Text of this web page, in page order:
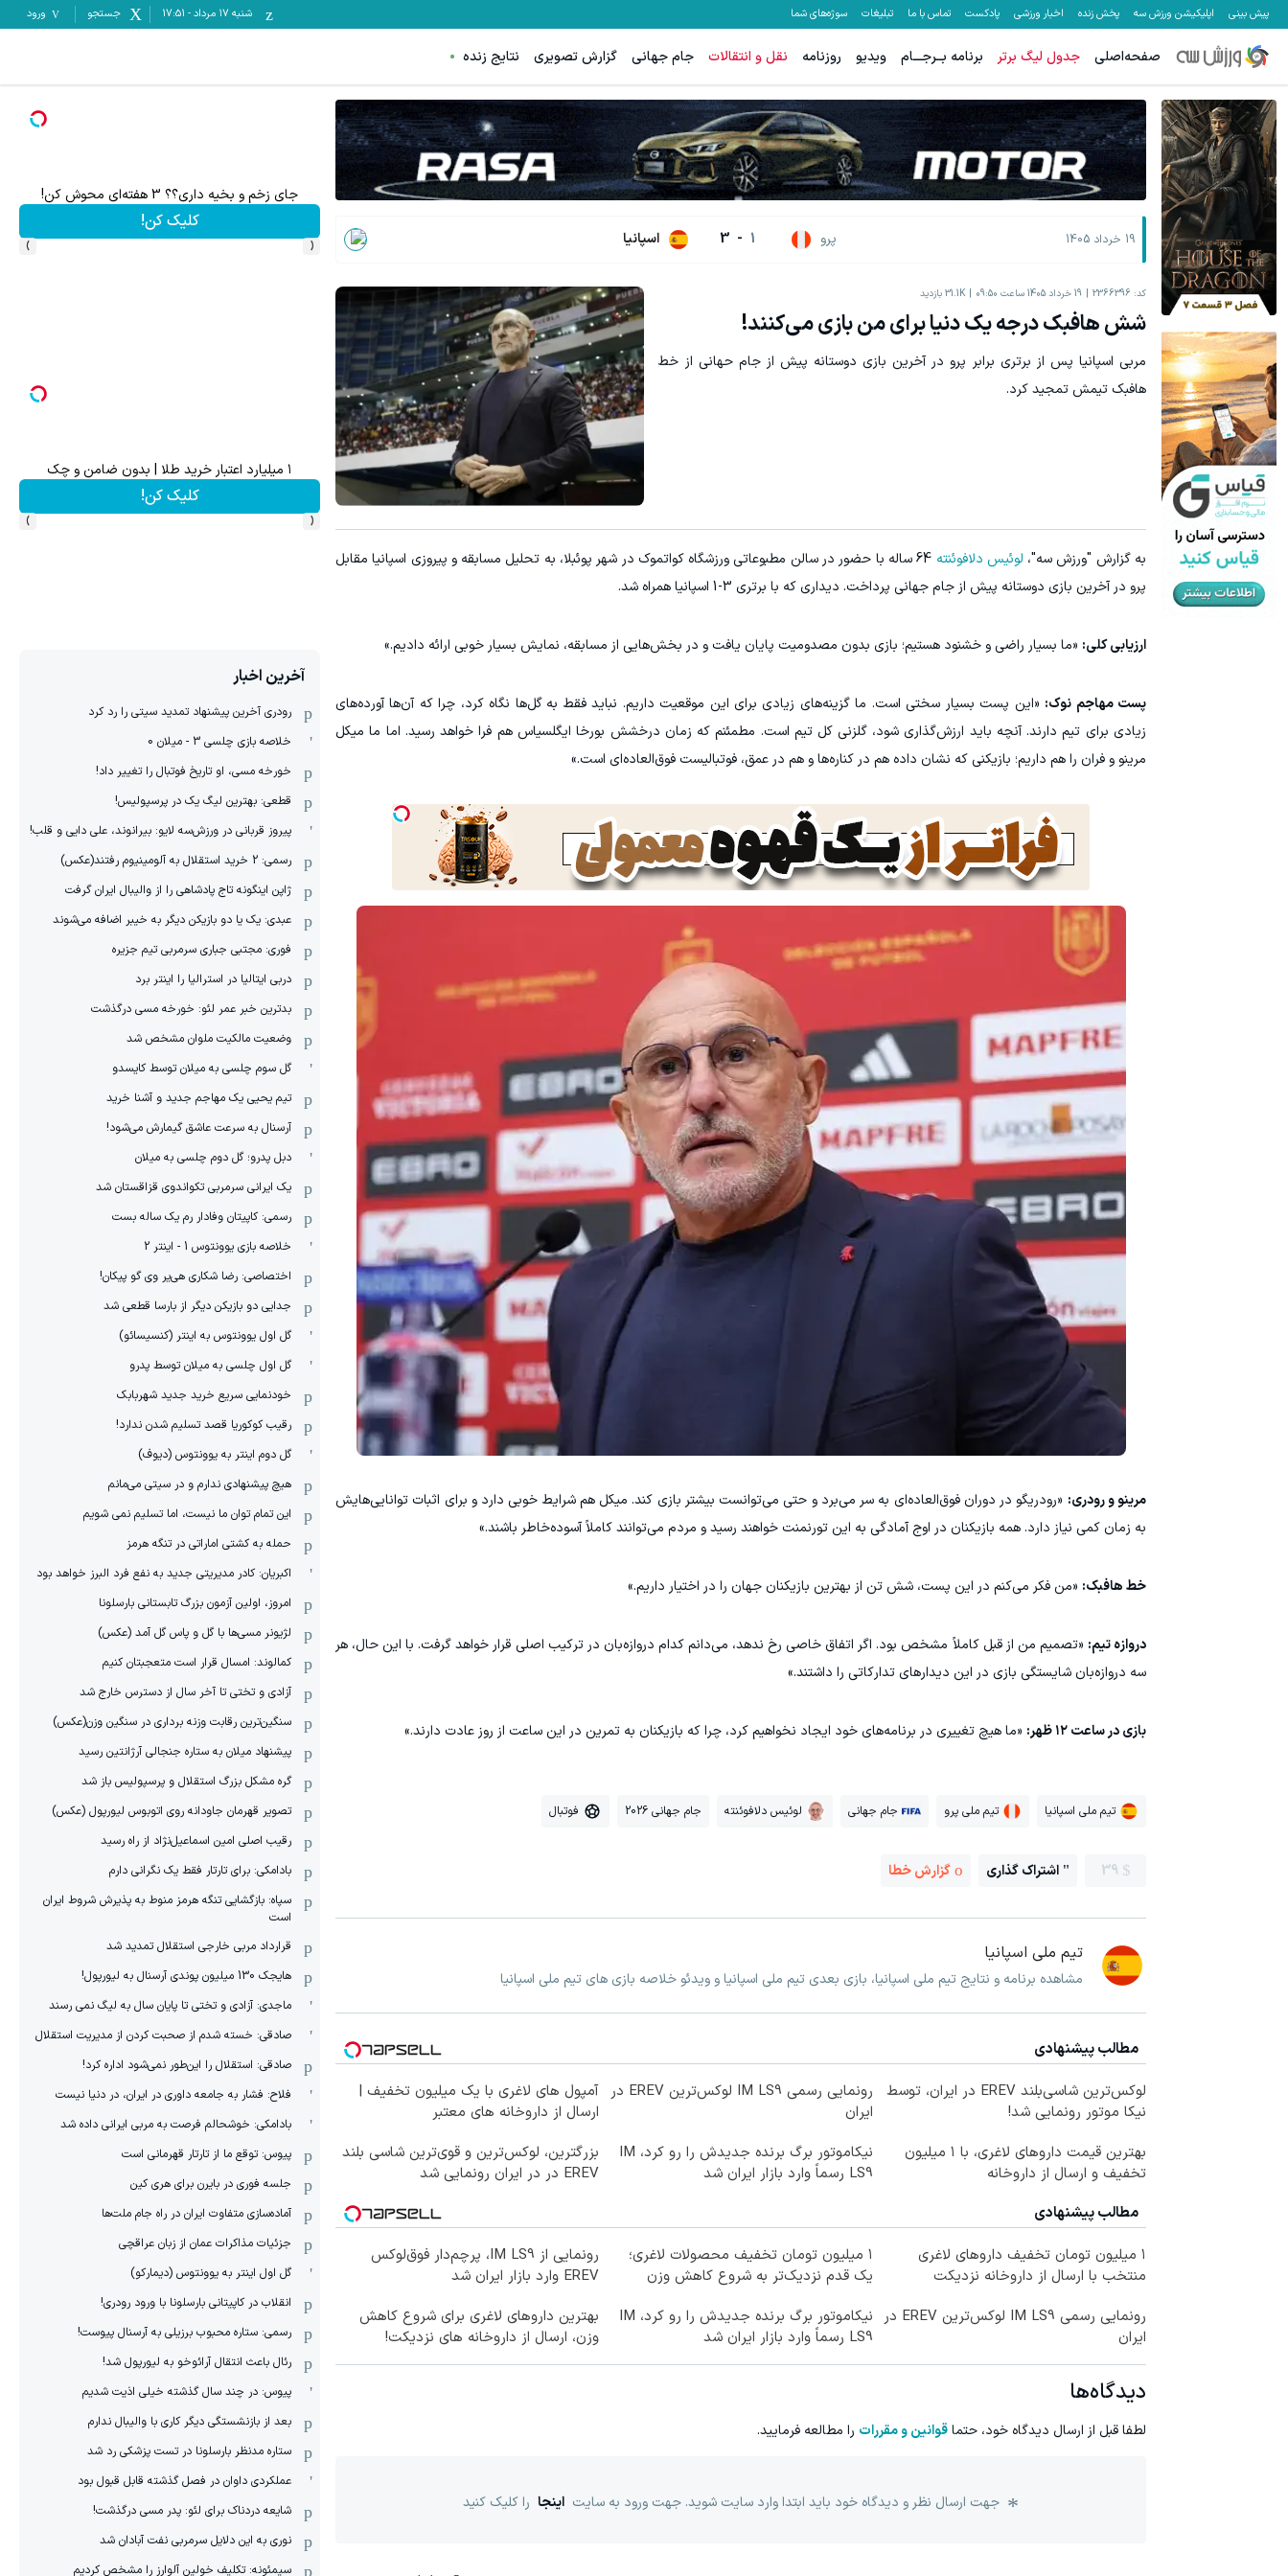
پیش بینی اپلیکیشن ورزش سه پخش زنده اخبار ورزشی پادکست تماس با ما تبلیغات سوژه‌های شما شنبه ۱۷ مرداد -
17:51 جستجو ورود
صفحه‌اصلی جدول لیگ برتر برنامه بــرجـــام ویدیو روزنامه نقل و انتقالات جام جهانی گزارش تصویری نتایج زنده
19 خرداد 1405 پرو 1
-
3 اسپانیا
کد: 2366396 19 خرداد 1405 ساعت 09:50 31.1K بازدید
شش هافبک درجه یک دنیا برای من بازی می‌کنند!
مربی اسپانیا پس از برتری برابر پرو در آخرین بازی دوستانه پیش از جام حهانی از خط
هافبک تیمش تمجید کرد.
به گزارش "ورزش سه"، لوئیس دلافوئنته
64 ساله با حضور در سالن مطبوعاتی ورزشگاه کواتموک در شهر پوئبلا، به تحلیل مسابقه و پیروزی اسپانیا مقابل
پرو در آخرین بازی دوستانه پیش از جام جهانی پرداخت. دیداری که با برتری 3-1 اسپانیا همراه شد.
ارزیابی کلی: «ما بسیار راضی و خشنود هستیم؛ بازی بدون مصدومیت پایان یافت و در بخش‌هایی از مسابقه، نمایش بسیار خوبی ارائه دادیم.»
پست مهاجم نوک: «این پست بسیار سختی است. ما گزینه‌های زیادی برای این موقعیت داریم. نباید فقط به گل‌ها نگاه کرد، چرا که آن‌ها آورده‌های
زیادی برای تیم دارند. آنچه باید ارزش‌گذاری شود، گلزنی کل تیم است. مطمئنم که زمان درخشش بورخا ایگلسیاس هم فرا خواهد رسید. اما ما میکل
مرینو و فران را هم داریم؛ بازیکنی که نشان داده هم در کناره‌ها و هم در عمق، فوتبالیست فوق‌العاده‌ای است.»
مرینو و رودری: «رودریگو در دوران فوق‌العاده‌ای به سر می‌برد و حتی می‌توانست بیشتر بازی کند. میکل هم شرایط خوبی دارد و برای اثبات توانایی‌هایش
به زمان کمی نیاز دارد. همه بازیکنان در اوج آمادگی به این تورنمنت خواهند رسید و مردم می‌توانند کاملاً آسوده‌خاطر باشند.»
خط هافبک: «من فکر می‌کنم در این پست، شش تن از بهترین بازیکنان جهان را در اختیار داریم.»
دروازه تیم: «تصمیم من از قبل کاملاً مشخص بود. اگر اتفاق خاصی رخ ندهد، می‌دانم کدام دروازه‌بان در ترکیب اصلی قرار خواهد گرفت. با این حال، هر
سه دروازه‌بان شایستگی بازی در این دیدارهای تدارکاتی را داشتند.»
بازی در ساعت ۱۲ ظهر: «ما هیچ تغییری در برنامه‌های خود ایجاد نخواهیم کرد، چرا که بازیکنان به تمرین در این ساعت از روز عادت دارند.»
تیم ملی اسپانیا تیم ملی پرو جام جهانی لوئیس دلافوئنته جام جهانی 2026 فوتبال
39 اشتراک گذاری گزارش خطا
تیم ملی اسپانیا
مشاهده برنامه و نتایج تیم ملی اسپانیا، بازی بعدی تیم ملی اسپانیا و ویدئو خلاصه بازی های تیم ملی اسپانیا
مطالب پیشنهادی
لوکس‌ترین شاسی‌بلند EREV در ایران، توسط
نیکا موتور رونمایی شد!
رونمایی رسمی IM LS9 لوکس‌ترین EREV در
ایران
آمپول های لاغری با یک میلیون تخفیف |
ارسال از داروخانه های معتبر
بهترین قیمت داروهای لاغری، با ۱ میلیون
تخفیف و ارسال از داروخانه‌
نیکاموتور برگ برنده جدیدش را رو کرد، IM
LS9 رسماً وارد بازار ایران شد
بزرگترین، لوکس‌ترین و قوی‌ترین شاسی بلند
EREV در در ایران رونمایی شد
مطالب پیشنهادی
۱ میلیون تومان تخفیف داروهای لاغری
منتخب با ارسال از داروخانه نزدیکت
۱ میلیون تومان تخفیف محصولات لاغری؛
یک قدم نزدیک‌تر به شروع کاهش وزن
رونمایی از IM LS9، پرچم‌دار فوق‌لوکس
EREV وارد بازار ایران شد
رونمایی رسمی IM LS9 لوکس‌ترین EREV در
ایران
نیکاموتور برگ برنده جدیدش را رو کرد، IM
LS9 رسماً وارد بازار ایران شد
بهترین داروهای لاغری برای شروع کاهش
وزن، ارسال از داروخانه های نزدیکت!
دیدگاه‌ها
لطفا قبل از ارسال دیدگاه خود، حتماقوانین و مقررات را مطالعه فرمایید.
جهت ارسال نظر و دیدگاه خود باید ابتدا وارد سایت شوید. جهت ورود به سایت اینجا را کلیک کنید
جای بخیه داری؟؟ فقط در 3 هفته ترمیمش کن!😍 جای این پک تقویت موی جلبک توی حمومت خالیه!45%تخفیف رونمایی از IM LS9، پرچم‌دار فوق‌لوکس EREV وارد بازار ایران شد جای زخم و بخیه داری؟؟ 3 هفته‌ای محوش کن!
کلیک کن!
‹
›
آمپول لاغری اسپارتینا، ا میلیون تومان ارزان‌تر از همه‌جا! رونمایی از IM LS9، پرچم‌دار فوق‌لوکس EREV وارد بازار ایران شد
اطلاعات بیشتر..
۱ میلیارد اعتبار خرید طلا | بدون ضامن و چک
کلیک کن!
‹
›
آخرین اخبار
رودری آخرین پیشنهاد تمدید سیتی را رد کرد
خلاصه بازی چلسی 3 - میلان 0
خورخه مسی، او تاریخ فوتبال را تغییر داد!
قطعی: بهترین لیگ یک در پرسپولیس!
پیروز قربانی در ورزش‌سه لایو: بیرانوند، علی دایی و قلب!
رسمی: 2 خرید استقلال به آلومینیوم رفتند(عکس)
ژاپن اینگونه تاج پادشاهی را از والیبال ایران گرفت
عبدی: یک یا دو بازیکن دیگر به خیبر اضافه می‌شوند
فوری: مجتبی جباری سرمربی تیم جزیره
دربی ایتالیا در استرالیا را اینتر برد
بدترین خبر عمر لئو: خورخه مسی درگذشت
وضعیت مالکیت ملوان مشخص شد
گل سوم چلسی به میلان توسط کایسدو
تیم یحیی یک مهاجم جدید و آشنا خرید
آرسنال به سرعت عاشق گیمارش می‌شود!
دبل پدرو؛ گل دوم چلسی به میلان
یک ایرانی سرمربی تکواندوی قزاقستان شد
رسمی: کاپیتان وفادار رم یک ساله بست
خلاصه بازی یوونتوس 1 - اینتر 2
اختصاصی: رضا شکاری هی‌یر وی‌ گو پیکان!
جدایی دو بازیکن دیگر از بارسا قطعی شد
گل اول یوونتوس به اینتر (کنسیسائو)
گل اول چلسی به میلان توسط پدرو
خودنمایی سریع خرید جدید شهربابک
رقیب کوکوریا قصد تسلیم شدن ندارد!
گل دوم اینتر به یوونتوس (دیوف)
هیچ پیشنهادی ندارم و در سیتی می‌مانم
این تمام توان ما نیست، اما تسلیم نمی شویم
حمله به کشتی اماراتی در تنگه هرمز
اکبریان: کادر مدیریتی جدید به نفع فرد البرز خواهد بود
امروز، اولین آزمون بزرگ تابستانی بارسلونا
لژیونر مسی‌ها با گل و پاس گل آمد (عکس)
کمالوند: امسال قرار است متعجبتان کنیم
آزادی و تختی تا آخر سال از دسترس خارج شد
سنگین‌ترین رقابت وزنه برداری در سنگین وزن(عکس)
پیشنهاد میلان به ستاره جنجالی آرژانتین رسید
گره مشکل بزرگ استقلال و پرسپولیس باز شد
تصویر قهرمان جاودانه روی اتوبوس لیورپول (عکس)
رقیب اصلی امین اسماعیل‌نژاد از راه رسید
بادامکی: برای تارتار فقط یک نگرانی دارم
سپاه: بازگشایی تنگه هرمز منوط به پذیرش شروط ایران
است
قرارداد مربی خارجی استقلال تمدید شد
هایجک 130 میلیون پوندی آرسنال به لیورپول!
ماجدی: آزادی و تختی تا پایان سال به لیگ نمی رسند
صادقی: خسته شدم از صحبت کردن از مدیریت استقلال
صادقی: استقلال را این‌طور نمی‌شود اداره کرد!
فلاح: فشار به جامعه داوری در ایران، در دنیا نیست
بادامکی: خوشحالم فرصت به مربی ایرانی داده شد
پیوس: توقع ما از تارتار قهرمانی است
جلسه فوری در بایرن برای هری کین
آماده‌سازی متفاوت ایران در راه جام ملت‌ها
جزئیات مذاکرات عمان از زبان عراقچی
گل اول اینتر به یوونتوس (دیمارکو)
انقلاب در کاپیتانی بارسلونا با ورود رودری!
رسمی: ستاره محبوب برزیلی به آرسنال پیوست!
رئال باعث انتقال آرائوخو به لیورپول شد!
پیوس: در چند سال گذشته خیلی اذیت شدیم
بعد از بازنشستگی دیگر کاری با والیبال ندارم
ستاره مدنظر بارسلونا در تست پزشکی رد شد
عملکردی داوان در فصل گذشته قابل قبول بود
شایعه دردناک برای لئو: پدر مسی درگذشت!
نوری به این دلایل سرمربی نفت آبادان شد
سیمئونه: تکلیف خولین آلوارز را مشخص کردیم